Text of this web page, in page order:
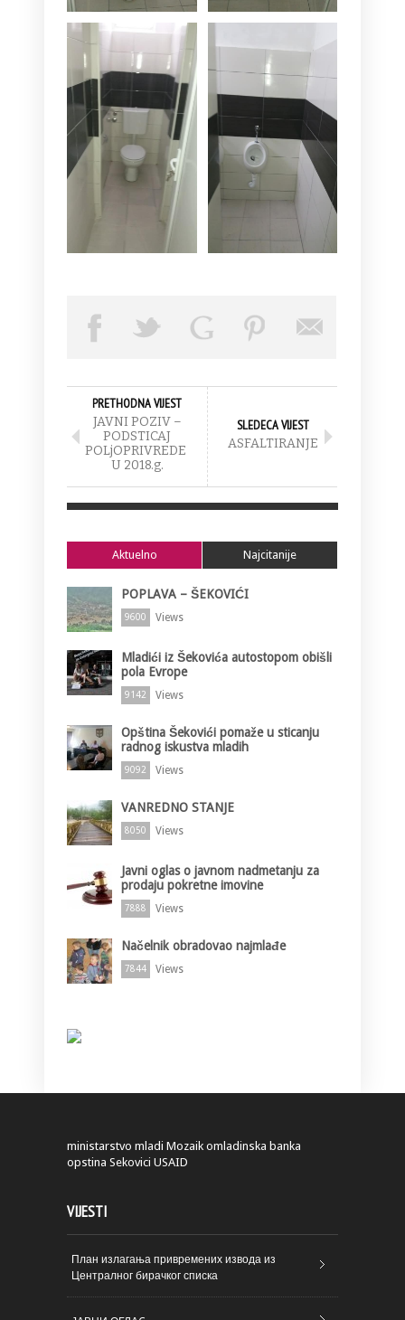
PRETHODNA VIJEST
JAVNI POZIV –
PODSTICAJ
POLjOPRIVREDE
U 2018.g.
SLEDECA VIJEST
ASFALTIRANJE
Aktuelno Najcitanije
POPLAVA – ŠEKOVIĆI
9600 Views
Mladići iz Šekovića autostopom obišli
pola Evrope
9142 Views
Opština Šekovići pomaže u sticanju
radnog iskustva mladih
9092 Views
VANREDNO STANJE
8050 Views
Javni oglas o javnom nadmetanju za
prodaju pokretne imovine
7888 Views
Načelnik obradovao najmlađe
7844 Views
ministarstvo mladi Mozaik omladinska banka
opstina Sekovici USAID
VIJESTI
План излагања привремених извода из
Централног бирачког списка